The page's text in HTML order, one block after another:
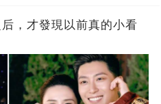
，才發現以前真的小看